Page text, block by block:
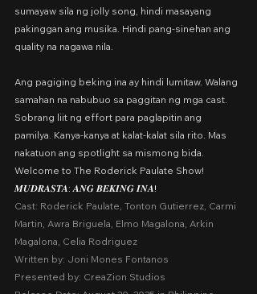
sumayaw sila ng jolly song, hindi masayang
pakinggan ang musika. Hindi pang-sinehan ang
quality na nagawa nila.
Ang pagiging beking ina ay hindi lumitaw. Walang
samahan na nabubuo sa paggitan ng mga cast.
Sobrang liit ng effort para paglapitin ang
pamilya. Kanya-kanya at kalat-kalat sila rito. Mas
nakatuon ang spotlight sa mismong bida.
Welcome to The Roderick Paulate Show!
𝑴𝑼𝑫𝑹𝑨𝑺𝑻𝑨: 𝑨𝑵𝑮 𝑩𝑬𝑲𝑰𝑵𝑮 𝑰𝑵𝑨!
Cast: Roderick Paulate, Tonton Gutierrez, Carmi
Martin, Awra Briguela, Elmo Magalona, Arkin
Magalona, Celia Rodriguez
Written by: Joni Mones Fontanos
Presented by: CreaZion Studios